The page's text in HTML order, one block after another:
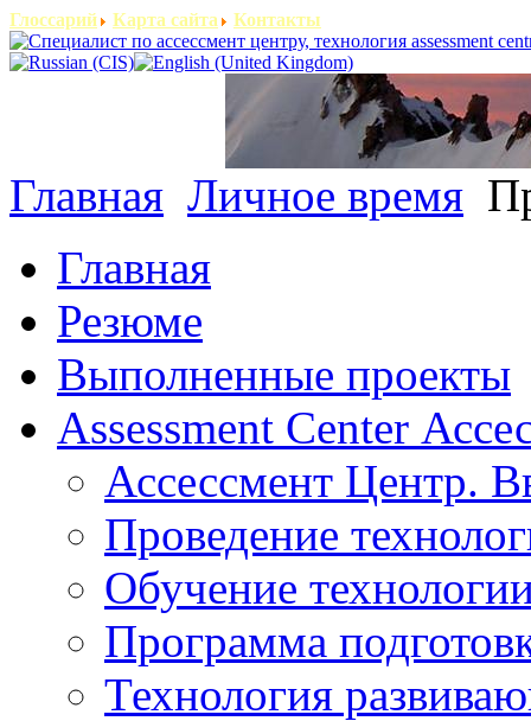
Глоссарий Карта сайта Контакты
Главная Личное время
Главная
Резюме
Выполненные проекты
Assessment Center
Ассессмент Центр.
Проведение
Обучение
Программа
Технология